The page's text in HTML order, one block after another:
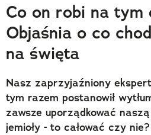
Trendbook Podróżniczy
Polecane
Co on robi na tym
Objaśnia o co
na święta
Nasz zaprzyjaźniony
tym razem postanowił
zawsze uporządkować
jemioły - to całować czy nie?